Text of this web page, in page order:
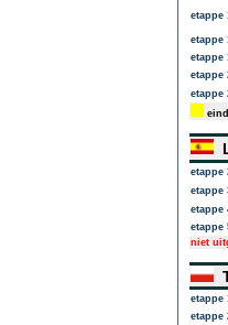
etappe
etappe
etappe
etappe
etappe
etappe
etappe
etappe
etappe
niet
etappe
etappe